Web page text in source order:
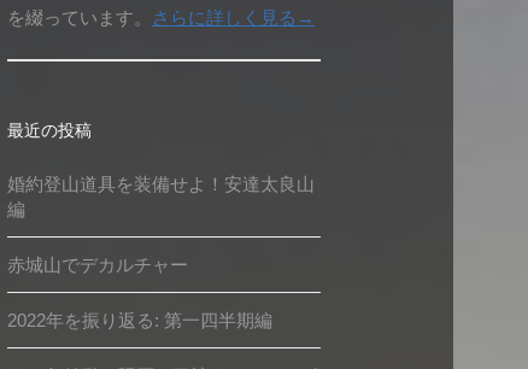
を綴っています。
さらに詳しく見る→
最近の投稿
婚約登山道具を装備せよ！安達太良山
編
赤城山でデカルチャー
2022年を振り返る: 第一四半期編